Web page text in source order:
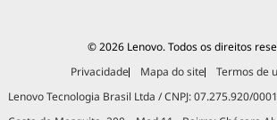
© 2026 Lenovo. Todos os direitos
Privacidade
Mapa do site
Termos de
Lenovo Tecnologia Brasil Ltda / CNPJ: 07.275.920/